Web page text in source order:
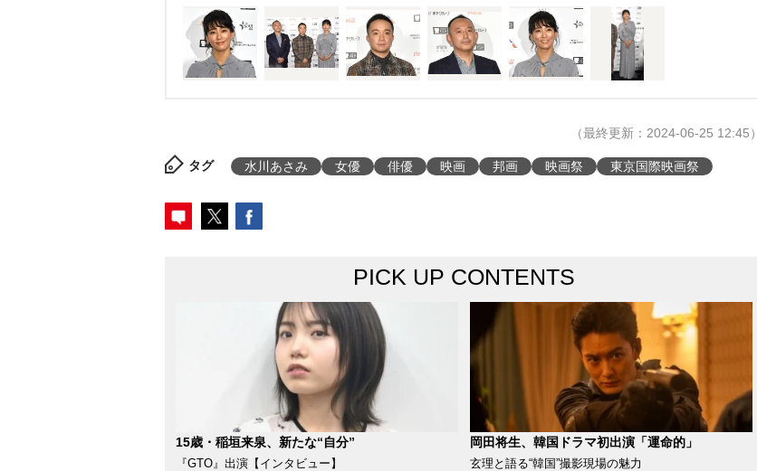
（最終更新：2024-06-25 12:45）
タグ 水川あさみ 女優 俳優 映画 邦画 映画祭 東京国際映画祭
PICK UP CONTENTS
15歳・稲垣来泉、新たな“自分”
『GTO』出演【インタビュー】
岡田将生、韓国ドラマ初出演「運命的」
玄理と語る“韓国”撮影現場の魅力